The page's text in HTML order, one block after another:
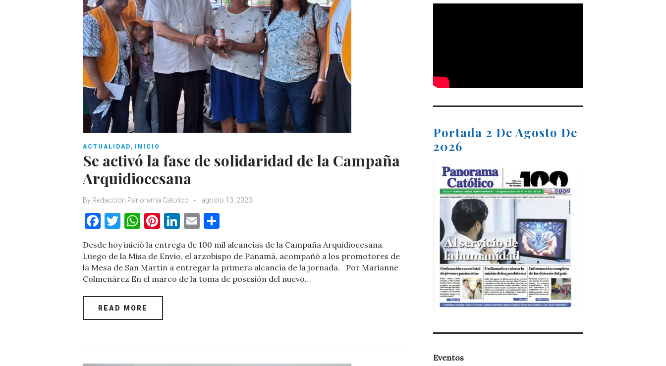
ACTUALIDAD , INICIO
Se activó la fase de solidaridad de la Campaña
Arquidiocesana
By Redacción Panorama Catolico agosto 13, 2023
F
a
c
e
b
o
o
T
w
it
te
r
W
h
at
s
A
p
p
Pi
er
es
t
Li
k
e
dI
E
m
ai
l
o
m
p
ar
Desde hoy inició la entrega de 100 mil alcancías de la Campaña Arquidiocesana.
Luego de la Misa de Envío, el arzobispo de Panamá, acompañó a los promotores de
la Mesa de San Martín a entregar la primera alcancía de la jornada. Por Marianne
Colmenárez En el marco de la toma de posesión del nuevo…
READ MORE
Portada 2 De Agosto De
2026
Eventos